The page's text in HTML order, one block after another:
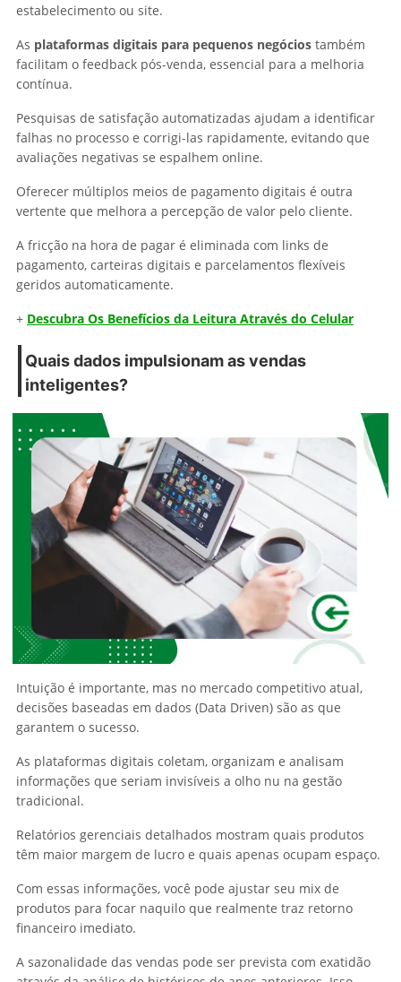
estabelecimento ou site.
As plataformas digitais para pequenos negócios também
facilitam o feedback pós-venda, essencial para a melhoria
contínua.
Pesquisas de satisfação automatizadas ajudam a identificar
falhas no processo e corrigi-las rapidamente, evitando que
avaliações negativas se espalhem online.
Oferecer múltiplos meios de pagamento digitais é outra
vertente que melhora a percepção de valor pelo cliente.
A fricção na hora de pagar é eliminada com links de
pagamento, carteiras digitais e parcelamentos flexíveis
geridos automaticamente.
+ Descubra Os Benefícios da Leitura Através do Celular
Quais dados impulsionam as vendas
inteligentes?
Intuição é importante, mas no mercado competitivo atual,
decisões baseadas em dados (Data Driven) são as que
garantem o sucesso.
As plataformas digitais coletam, organizam e analisam
informações que seriam invisíveis a olho nu na gestão
tradicional.
Relatórios gerenciais detalhados mostram quais produtos
têm maior margem de lucro e quais apenas ocupam espaço.
Com essas informações, você pode ajustar seu mix de
produtos para focar naquilo que realmente traz retorno
financeiro imediato.
A sazonalidade das vendas pode ser prevista com exatidão